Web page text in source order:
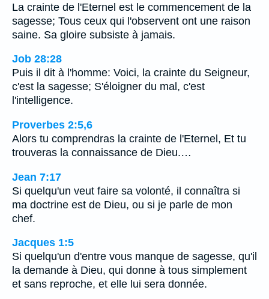
La crainte de l'Eternel est le commencement de la
sagesse; Tous ceux qui l'observent ont une raison
saine. Sa gloire subsiste à jamais.
Job 28:28
Puis il dit à l'homme: Voici, la crainte du Seigneur,
c'est la sagesse; S'éloigner du mal, c'est
l'intelligence.
Proverbes 2:5,6
Alors tu comprendras la crainte de l'Eternel, Et tu
trouveras la connaissance de Dieu.…
Jean 7:17
Si quelqu'un veut faire sa volonté, il connaîtra si
ma doctrine est de Dieu, ou si je parle de mon
chef.
Jacques 1:5
Si quelqu'un d'entre vous manque de sagesse, qu'il
la demande à Dieu, qui donne à tous simplement
et sans reproche, et elle lui sera donnée.